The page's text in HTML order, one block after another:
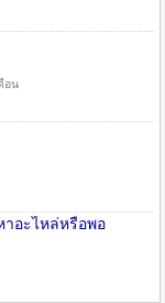
อน
าอะไหล่หรือพอ